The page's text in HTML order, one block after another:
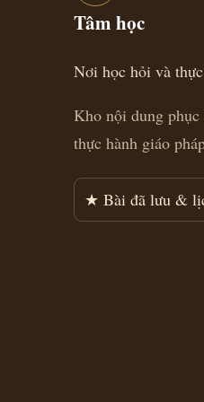
Tâm học
Nơi học hỏi và
Kho nội dung
thực hành giáo
★ Bài đã lưu &